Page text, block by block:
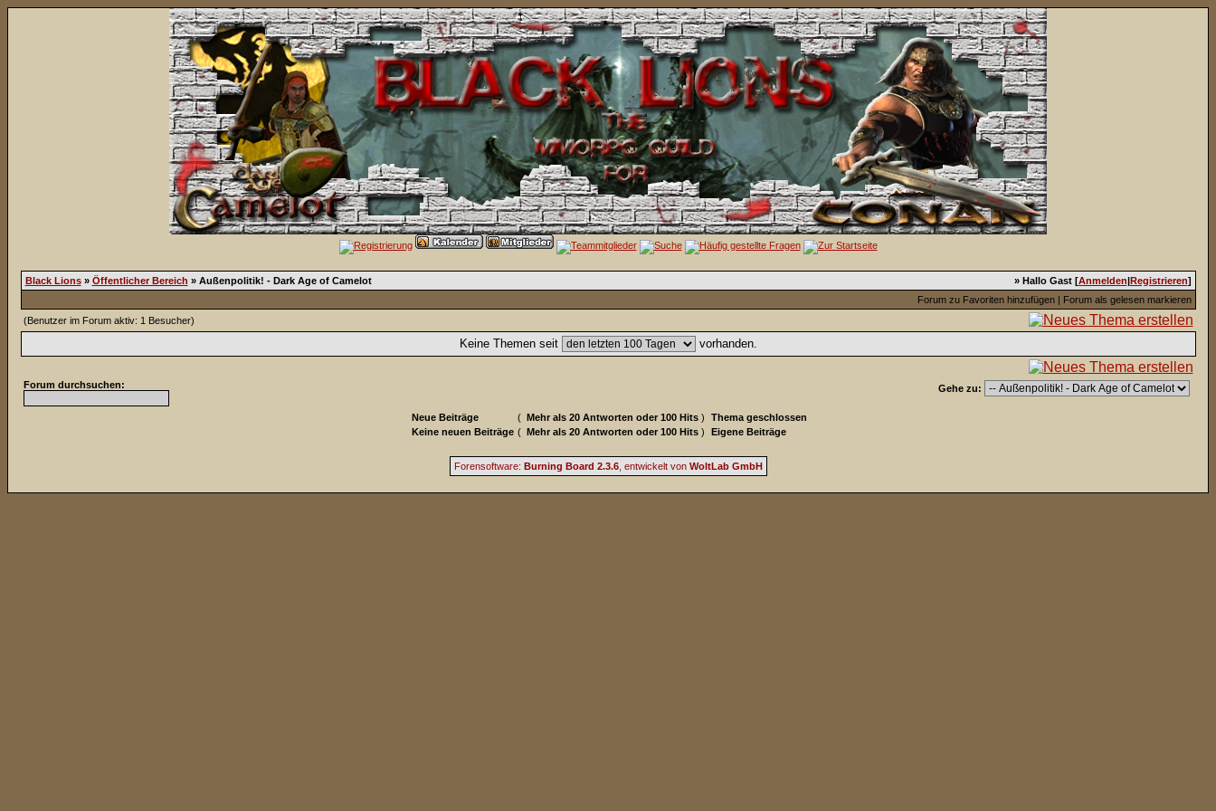
Black Lions» Öffentlicher Bereich » Außenpolitik! - Dark Age of Camelot » Hallo Gast [Anmelden|Registrieren]
Forum zu Favoriten hinzufügen| Forum als gelesen markieren
(Benutzer im Forum aktiv: 1 Besucher)
Keine Themen seit vorhanden.
Forum durchsuchen: Gehe zu:
Neue Beiträge ( Mehr als 20 Antworten oder 100 Hits )
Thema geschlossen
Keine neuen Beiträge ( Mehr als 20 Antworten oder 100 Hits ) Eigene Beiträge
Forensoftware: Burning Board 2.3.6, entwickelt von WoltLab GmbH